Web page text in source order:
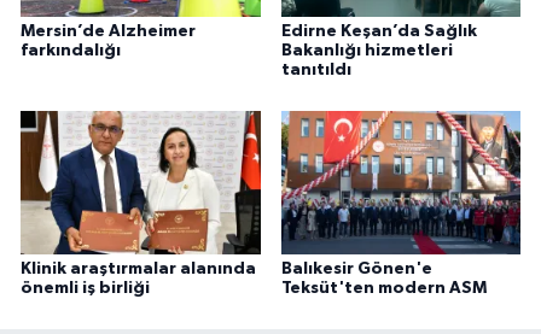
Mersin’de Alzheimer
farkındalığı
Edirne Keşan’da Sağlık
Bakanlığı hizmetleri
tanıtıldı
Klinik araştırmalar alanında
önemli iş birliği
Balıkesir Gönen'e
Teksüt'ten modern ASM